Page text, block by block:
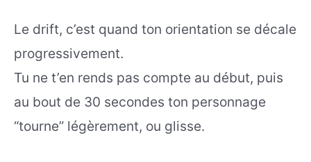
Le drift, c’est quand ton orientation se décale
progressivement.
Tu ne t’en rends pas compte au début, puis
au bout de 30 secondes ton personnage
“tourne” légèrement, ou glisse.